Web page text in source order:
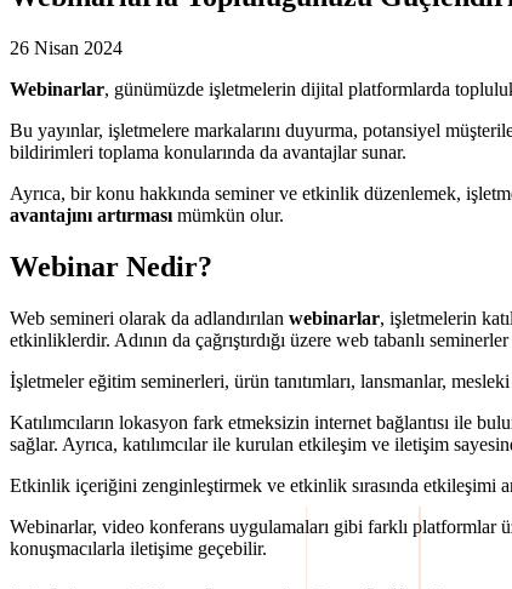
26 Nisan 2024
Webinarlar, günümüzde işletmelerin dijital platformlarda
Bu yayınlar, işletmelere markalarını duyurma, potansiyel
bildirimleri toplama konularında da avantajlar sunar.
Ayrıca, bir konu hakkında seminer ve etkinlik düzenlemek,
avantajını artırması mümkün olur.
Webinar Nedir?
Web semineri olarak da adlandırılan webinarlar, işletmelerin
etkinliklerdir. Adının da çağrıştırdığı üzere web tabanlı
İşletmeler eğitim seminerleri, ürün tanıtımları, lansmanlar,
Katılımcıların lokasyon fark etmeksizin internet bağlantısı ile
sağlar. Ayrıca, katılımcılar ile kurulan etkileşim ve iletişim
Etkinlik içeriğini zenginleştirmek ve etkinlik sırasında etkileşimi
Webinarlar, video konferans uygulamaları gibi farklı platformlar
konuşmacılarla iletişime geçebilir.